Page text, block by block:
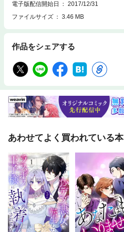
電子版配信開始日
2017/12/31
ファイルサイズ
3.46 MB
作品をシェアする
あわせてよく買われている本